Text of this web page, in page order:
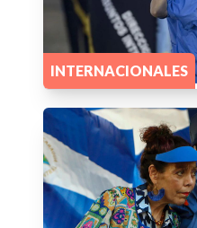
INTERNACIONALES